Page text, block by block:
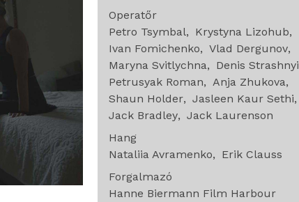
Operatőr
Petro Tsymbal
Krystyna Lizohub
Ivan Fomichenko
Vlad Dergunov
Maryna Svitlychna
Denis Strashnyi
Petrusyak Roman
Anja Zhukova
Shaun Holder
Jasleen Kaur Sethi
Jack Bradley
Jack Laurenson
Hang
Nataliia Avramenko
Erik Clauss
Forgalmazó
Hanne Biermann Film Harbour